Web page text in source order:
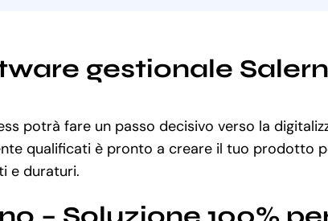
gestionale
potrà fare un passo decisivo verso la
qualificati è pronto a creare il tuo prodotto
e duraturi.